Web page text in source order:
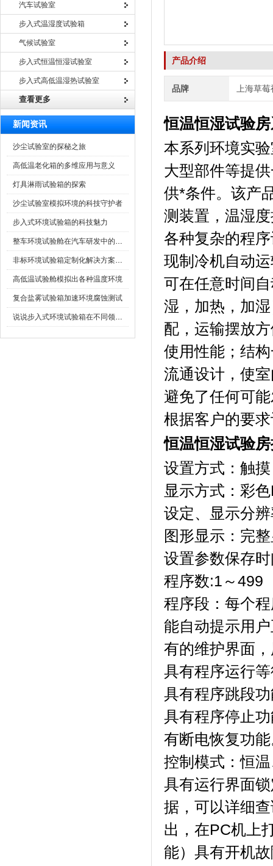
汽车试验室
步入式温湿度试验箱
气候试验室
步入式恒温恒湿试验室
步入式高低温湿热试验室
查看更多
新闻资讯
沙尘试验室的探秘之旅
高低温老化箱的多维应用与意义
灯具淋雨试验箱的探索
沙尘试验室模拟环境的科技守护者
步入式环境试验箱的科技魅力
整车环境试验舱在汽车研发中的作用
非标环境试验箱定制化解决方案在可靠性测试中的重要性
高低温试验舱模拟出各种温度环境
复合盐雾试验箱加速环境腐蚀测试
说说步入式环境试验箱在不同领域的应用
产品介绍
品牌 上海草
恒温恒湿试验
本系列环境实验
大型部件等提供
供*条件。
测装置，温湿
各种复杂的程序设
现制冷机自动运
可在任意时间自动
湿，加热
配，运输摆放
使用性能；结
流通设计，使
避免了任何可能
根据客户的要求订
恒温恒湿试验
设置方式：触摸
显示方式
设定、显示
图形显示：完
设置参数保存时
程序数:1～499
程序段：每个程
能自动提示用户
有的维护界面
具有程序运行等待
具有程序跳段功能
具有程序停止功能
有断电恢复功能
控制模式：恒温
具有运行界面锁
据，可以详
出，在PC机
能）具有开机故